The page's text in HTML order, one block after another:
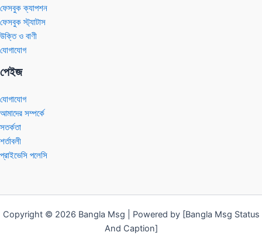
ফেসবুক ক্যাপশন
ফেসবুক স্ট্যাটাস
উক্তি ও বাণী
যোগাযোগ
পেইজ
যোগাযোগ
আমাদের সম্পর্কে
সতর্কতা
শর্তাবলী
প্রাইভেসি পলেসি
Copyright © 2026 Bangla Msg | Powered by [Bangla Msg Status
And Caption]